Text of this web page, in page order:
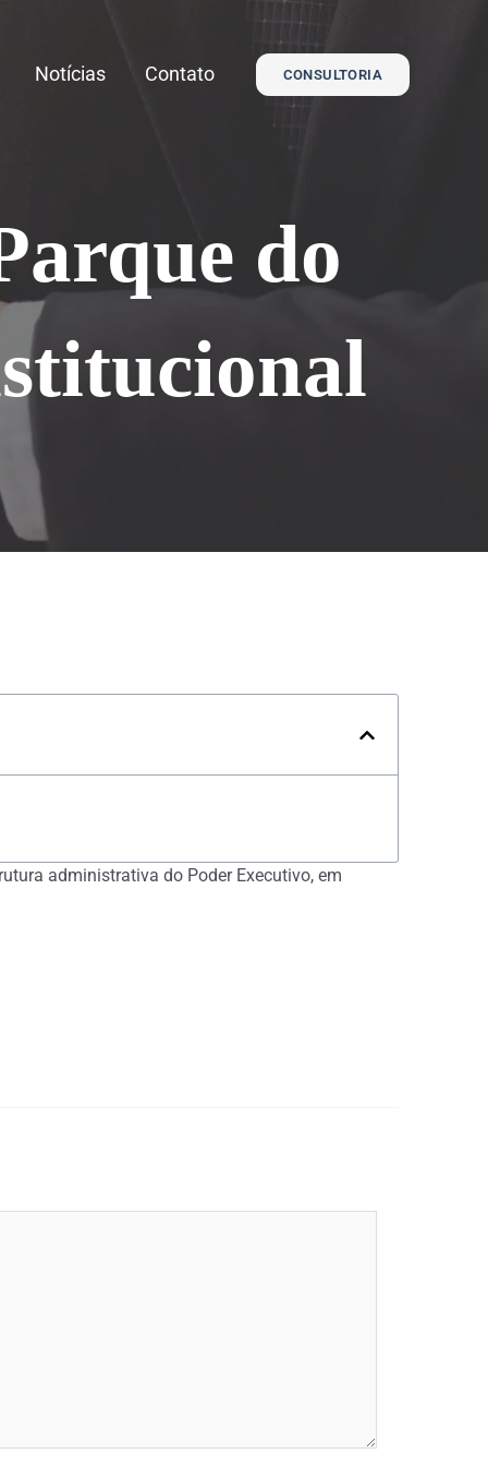
Notícias Contato CONSULTORIA
do
administrativa do Poder Executivo, em